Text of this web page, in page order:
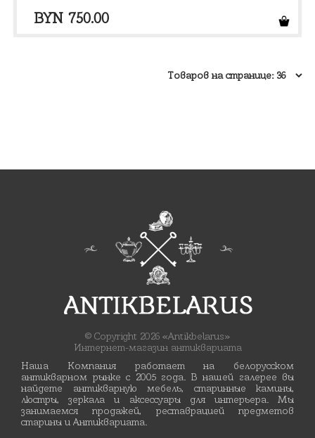
BYN 750.00
© Copyright 2026 «Antikbelarus»
Интернет-магазин антиквариата
Наша Компания работает на белорусском
антикварном рынке с 2005 года. В нашей галерее вы
найдете антикварную мебель, старинные камины,
люстры, зеркала и аксессуары для интерьера. Мы
занимаемся продажей, реставрацией предметов
старины и Антиквариата.